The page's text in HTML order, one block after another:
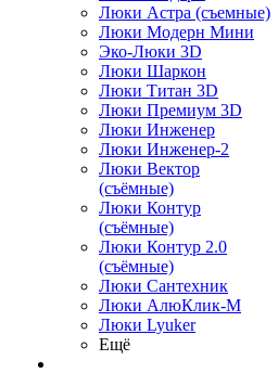
Люки Астра (съемные)
Люки Модерн Мини
Эко-Люки 3D
Люки Шаркон
Люки Титан 3D
Люки Премиум 3D
Люки Инженер
Люки Инженер-2
Люки Вектор
(съёмные)
Люки Контур
(съёмные)
Люки Контур 2.0
(съёмные)
Люки Сантехник
Люки АлюКлик-М
Люки Lyuker
Ещё